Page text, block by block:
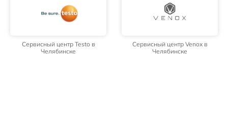
Сервисный центр Testo в
Челябинске
Сервисный центр Venox в
Челябинске